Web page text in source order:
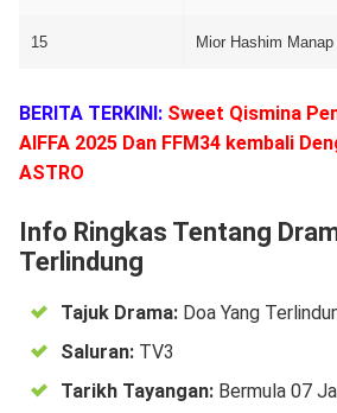
15 Mior Hashim Manap
BERITA TERKINI: Sweet Qismina
AIFFA 2025 Dan FFM34 kembali
ASTRO
Info Ringkas Tentang
Terlindung
Tajuk Drama:Doa Yang
Saluran:TV3
Tarikh Tayangan:Bermula 07